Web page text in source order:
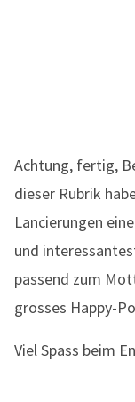
Achtung, fertig,
dieser Rubrik
Lancierungen
und
passend zum
grosses Happy-
Viel Spass beim